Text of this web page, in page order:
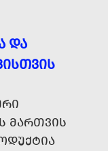
ᲓᲐ
ᲛᲐᲠᲗᲕᲘᲡ